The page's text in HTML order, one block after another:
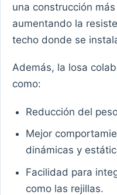
una construcción
aumentando la
techo donde se
Además, la losa
como:
Reducción del
Mejor
dinámicas y
Facilidad para
como las rejillas.